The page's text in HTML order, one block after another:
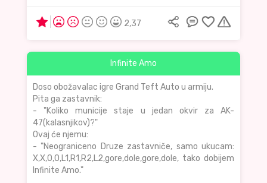
2,37
Infinite Amo
Doso obožavalac igre Grand Teft Auto u armiju.
Pita ga zastavnik:
- "Koliko municije staje u jedan okvir za AK-
47(kalasnjikov)?"
Ovaj će njemu:
- "Neograniceno Druze zastavniče, samo ukucam:
X,X,O,O,L1,R1,R2,L2,gore,dole,gore,dole, tako dobijem
Infinite Amo."